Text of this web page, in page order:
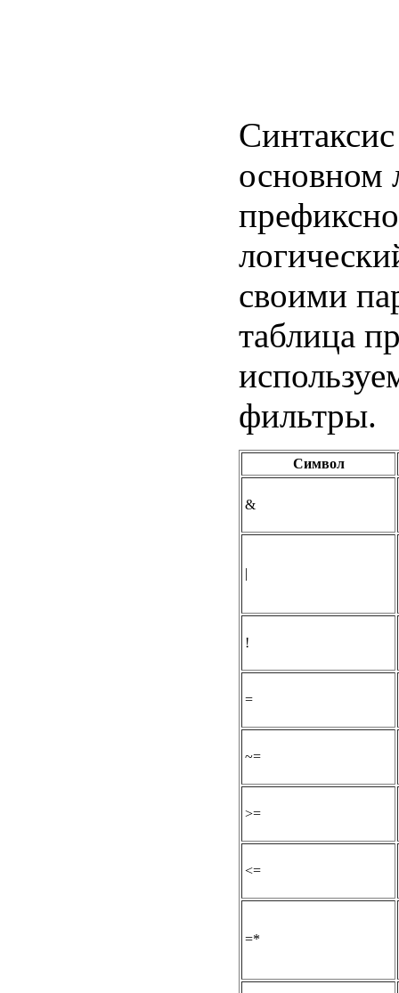
основном
своими
таблица
фильтры.
Символ
&
|
!
=
~=
>=
<=
=*